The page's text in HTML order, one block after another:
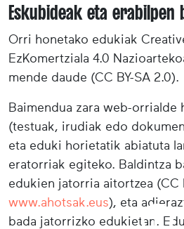
Eskubideak eta erabilpen
Orri honetako edukiak
EzKomertziala 4.0
mende daude (CC BY-SA 2.0).
Baimendua zara web-orrialde
(testuak, irudiak edo
eta eduki horietatik abiatuta
eratorriak egiteko. Baldintza
edukien jatorria aitortzea (CC
www.ahotsak.eus), eta
bada jatorrizko edukietan.